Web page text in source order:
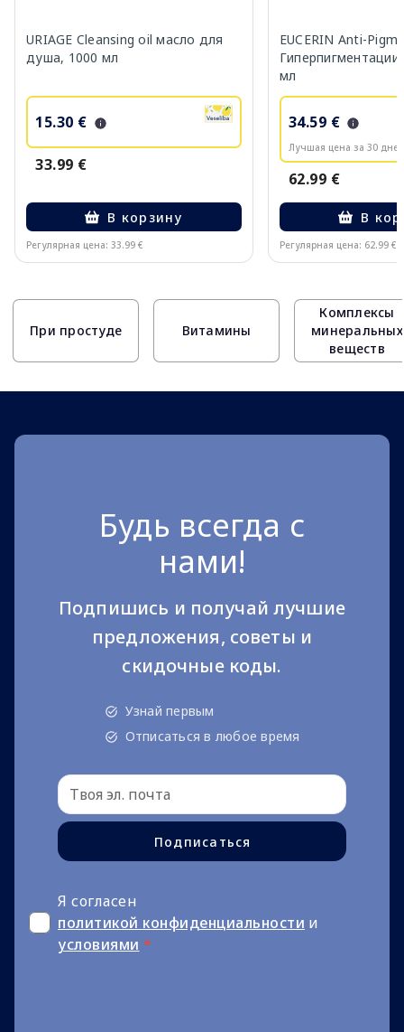
URIAGE Cleansing oil масло для
душа, 1000 мл
15.30 €
33.99 €
В корзину
Регулярная цена: 33.99 €
EUCERIN Anti-
мл
34.59 €
Лучшая цена за 30
62.99 €
В
Регулярная цена: 62.99 €
При простуде Витамины
Комплексы
минеральных
веществ
Будь всегда с
нами!
Подпишись и получай лучшие
предложения, советы и
скидочные коды.
Узнай первым
Отписаться в любое время
Подписаться
Я согласен
политикой конфиденциальности и
условиями *